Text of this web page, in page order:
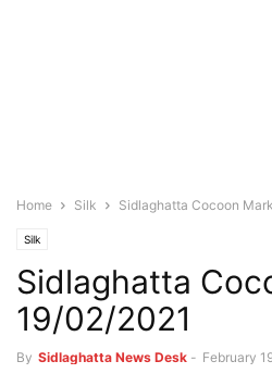
Home Silk Sidlaghatta Cocoon
Silk
Sidlaghatta
19/02/2021
By Sidlaghatta News Desk - February